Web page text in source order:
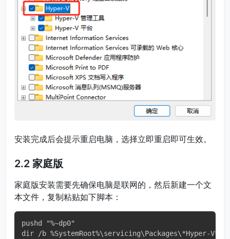
安装完成后会提示重启电脑，选择立即重启即可生效。
2.2 家庭版
家庭版安装需要先确保电脑是联网的，然后新建一个文
本文件，复制粘贴如下脚本：
pushd "%~dp0"
dir /b %SystemRoot%\servicing\Packages\*Hyper-